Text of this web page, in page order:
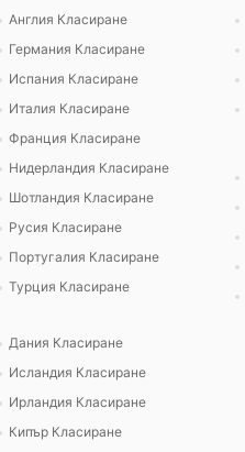
Англия Класиране
Германия Класиране
Испания Класиране
Италия Класиране
Франция Класиране
Нидерландия Класиране
Шотландия Класиране
Русия Класиране
Португалия Класиране
Турция Класиране
Дания Класиране
Исландия Класиране
Ирландия Класиране
Кипър Класиране